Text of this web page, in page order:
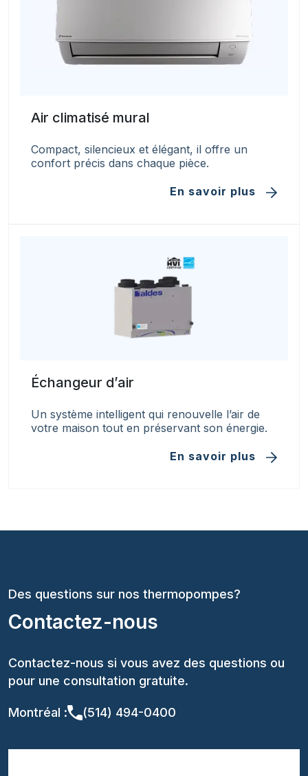
Air climatisé mural
Compact, silencieux et élégant, il offre un
confort précis dans chaque pièce.
En savoir plus
Échangeur d’air
Un système intelligent qui renouvelle l’air de
votre maison tout en préservant son énergie.
En savoir plus
Des questions sur nos thermopompes?
Contactez-nous
Contactez-nous si vous avez des questions ou
pour une consultation gratuite.
Montréal : (514) 494-0400